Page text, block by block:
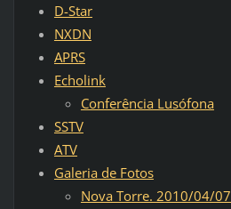
D-Star
NXDN
APRS
Echolink
Conferência Lusófona
SSTV
ATV
Galeria de Fotos
Nova Torre. 2010/04/